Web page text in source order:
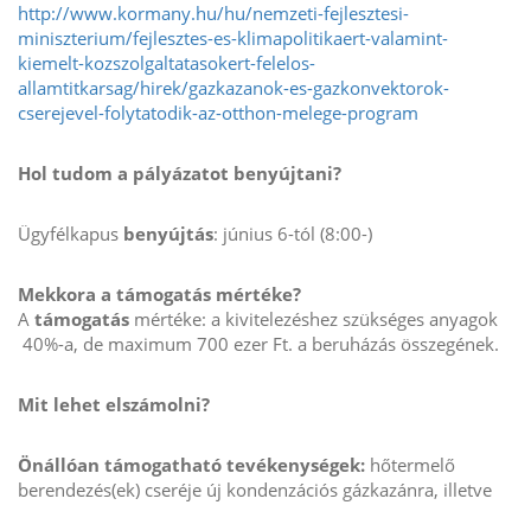
http://www.kormany.hu/hu/nemzeti-fejlesztesi-
miniszterium/fejlesztes-es-klimapolitikaert-valamint-
kiemelt-kozszolgaltatasokert-felelos-
allamtitkarsag/hirek/gazkazanok-es-gazkonvektorok-
cserejevel-folytatodik-az-otthon-melege-program
Hol tudom a pályázatot benyújtani?
Ügyfélkapus benyújtás: június 6-tól (8:00-)
Mekkora a támogatás mértéke?
A támogatás mértéke: a kivitelezéshez szükséges anyagok
40%-a, de maximum 700 ezer Ft. a beruházás összegének.
Mit lehet elszámolni?
Önállóan támogatható tevékenységek: hőtermelő
berendezés(ek) cseréje új kondenzációs gázkazánra, illetve